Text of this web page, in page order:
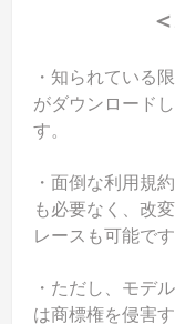
・知られている
がダウンロード
す。
・面倒な利用規
も必要なく、改
レースも可能です
・ただし、モデ
は商標権を侵害